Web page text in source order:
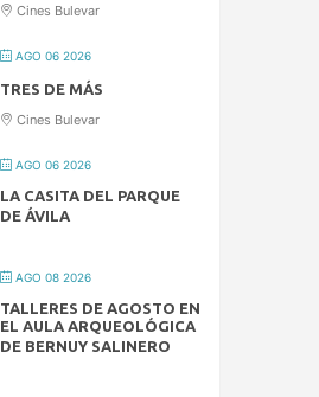
Cines Bulevar
AGO 06 2026
TRES DE MÁS
Cines Bulevar
AGO 06 2026
LA CASITA DEL PARQUE
DE ÁVILA
AGO 08 2026
TALLERES DE AGOSTO EN
EL AULA ARQUEOLÓGICA
DE BERNUY SALINERO